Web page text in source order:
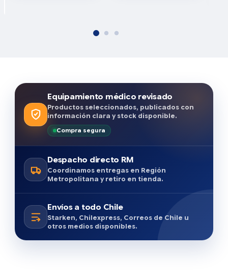
Equipamiento médico revisado
Productos seleccionados, publicados con
información clara y stock disponible.
Compra segura
Despacho directo RM
Coordinamos entregas en Región
Metropolitana y retiro en tienda.
Envíos a todo Chile
Starken, Chilexpress, Correos de Chile u
otros medios disponibles.